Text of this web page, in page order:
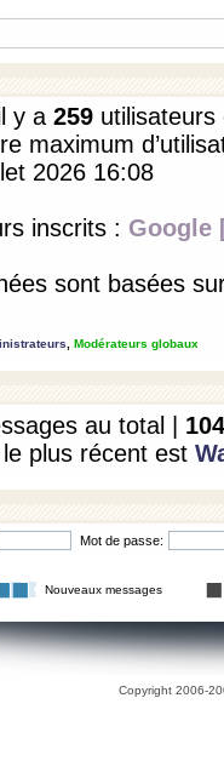
y a 259
maximum
2026 16:08
inscrits : Google
sont basées
Modérateurs globaux
au total | 104
plus récent est
Mot de passe:
Nouveaux messages
Copyright 2006-